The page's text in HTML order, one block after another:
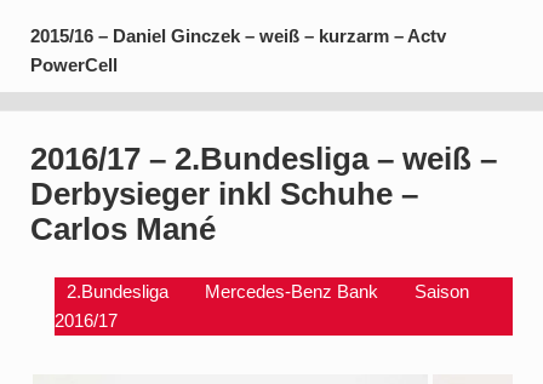
2015/16 – Daniel Ginczek – weiß – kurzarm – Actv
PowerCell
2016/17 – 2.Bundesliga – weiß –
Derbysieger inkl Schuhe –
Carlos Mané
2.Bundesliga Mercedes-Benz Bank
Saison
2016/17